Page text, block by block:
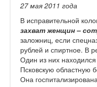
27 мая 2011 года
В исправительной
захват женщин –
заложниц, если
рублей и спиртное. В
Один из них
Псковскую областную
Она